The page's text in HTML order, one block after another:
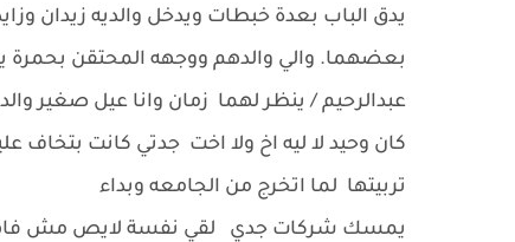
يدق الباب بعدة خبطات ويدخل والديه زيدان
بعضهما. والي والدهم ووجهه المحتقن بحمرة
عبدالرحيم / ينظر لهما زمان وانا عيل صغير
كان وحيد لا ليه اخ ولا اخت جدتي كانت بتخاف
تربيتها لما اتخرج من الجامعه وبداء
يمسك شركات جدي لقي نفسة لايص مش